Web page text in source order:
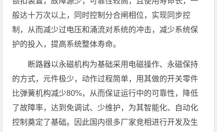
般达十万次以上，同时控制分合闸相位，实现同步控
制，从而减少过电压和涌流对系统的冲击，减少系统保
护的投入，提高系统整体寿命。
断路器以永磁机构为基础采用电磁操作、永磁保持
的方式，元件极少，动作过程简单，用其做的开关零件
比弹簧机构减少80%，从而保证运行中的可靠性，降低
了故障率，达到免调试、少维护，为其智能化、自动化
控制奠定了基础。因此国内很多厂家竞相进行开发及生